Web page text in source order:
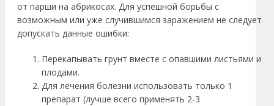
от парши на абрикосах. Для успешной борьбы с
возможным или уже случившимся заражением не следует
допускать данные ошибки:
Перекапывать грунт вместе с опавшими листьями и
плодами.
Для лечения болезни использовать только 1
препарат (лучше всего применять 2-3